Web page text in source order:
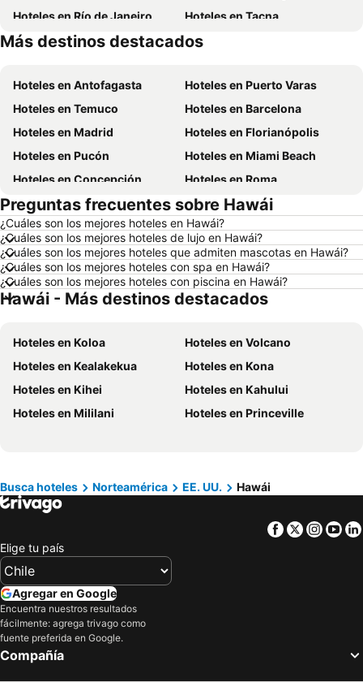
Hoteles en Río de Janeiro
Hoteles en Tacna
Hoteles en Aruba
Hoteles en Brasil
Más destinos destacados
Hoteles en Antofagasta
Hoteles en Puerto Varas
Hoteles en Temuco
Hoteles en Barcelona
Hoteles en Madrid
Hoteles en Florianópolis
Hoteles en Pucón
Hoteles en Miami Beach
Hoteles en Concepción
Hoteles en Roma
Hoteles en La Serena
Hoteles en Puerto Montt
Hoteles en Lima
Hoteles en Valdivia
Hoteles en San Andrés
Hoteles en Búzios
Hoteles en Chillán
Hoteles en Arica
Hoteles en Curazao
Hoteles en Chile
Hoteles en Isla de Pascua
Hoteles en Asunción
Hoteles en Cerdeña
Hoteles en Curicó
Hoteles en Provincia de Osorno
Hoteles en Jamaica
Hoteles en Lacio
Hoteles en Puerto Plata
Hoteles en Andalucía
Hoteles en Quintana Roo
Hoteles en Prefectura Tokio
Preguntas frecuentes sobre Hawái
¿Cuáles son los mejores hoteles en Hawái?
¿Cuáles son los mejores hoteles de lujo en Hawái?
¿Cuáles son los mejores hoteles que admiten mascotas en Hawái?
¿Cuáles son los mejores hoteles con spa en Hawái?
¿Cuáles son los mejores hoteles con piscina en Hawái?
Hawái - Más destinos destacados
Hoteles en Koloa
Hoteles en Volcano
Hoteles en Kealakekua
Hoteles en Kona
Hoteles en Kihei
Hoteles en Kahului
Hoteles en Mililani
Hoteles en Princeville
Busca hoteles Norteamérica EE. UU. Hawái
Facebook
Twitter
Elige tu país
Agregar en Google
Encuentra nuestros resultados
fácilmente: agrega trivago como
fuente preferida en Google.
Compañía